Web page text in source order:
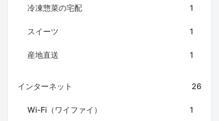
冷凍惣菜の宅配 1
スイーツ 1
産地直送 1
インターネット 26
Wi-Fi（ワイファイ） 1